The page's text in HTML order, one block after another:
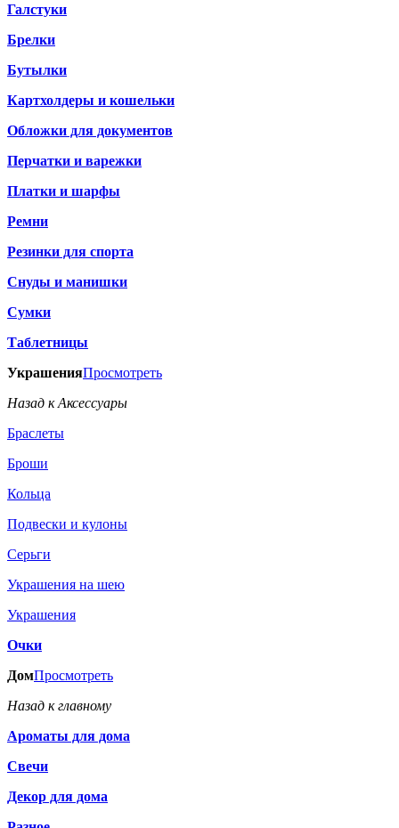
Галстуки
Брелки
Бутылки
Картхолдеры и кошельки
Обложки для документов
Перчатки и варежки
Платки и шарфы
Ремни
Резинки для спорта
Снуды и манишки
Сумки
Таблетницы
УкрашенияПросмотреть
Назад к Аксессуары
Браслеты
Броши
Кольца
Подвески и кулоны
Серьги
Украшения на шею
Украшения
Очки
ДомПросмотреть
Назад к главному
Ароматы для дома
Свечи
Декор для дома